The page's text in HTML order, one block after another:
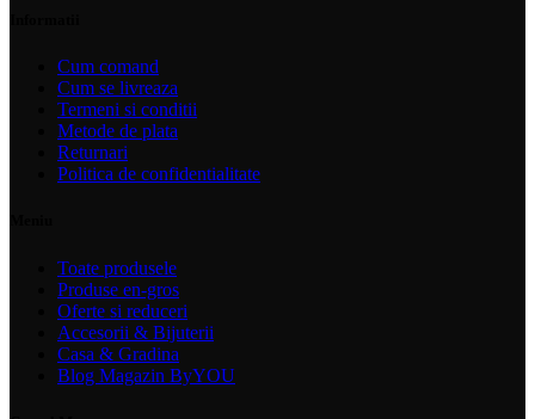
Cum comand
Cum se livreaza
Termeni si conditii
Metode de plata
Returnari
Politica de confidentialitate
Toate produsele
Produse en-gros
Oferte si reduceri
Accesorii & Bijuterii
Casa & Gradina
Blog Magazin ByYOU